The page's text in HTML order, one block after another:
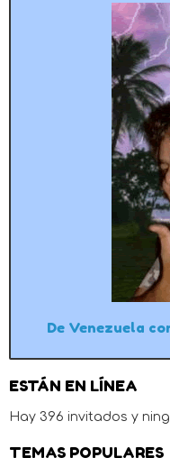
De Venezuela
ESTÁN EN LÍNEA
Hay 396 invitados y
TEMAS POPULARES